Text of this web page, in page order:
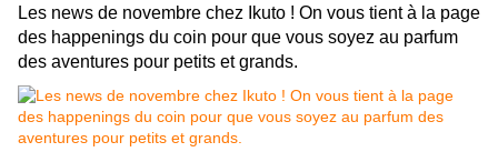
Les news de novembre chez Ikuto ! On vous tient à la page
des happenings du coin pour que vous soyez au parfum
des aventures pour petits et grands.